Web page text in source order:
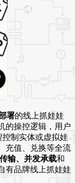
署的线上抓娃娃
的操控逻辑，用户
控制实体或虚拟娃
充值、兑换等全流
输、并发承载和
有品牌线上抓娃娃